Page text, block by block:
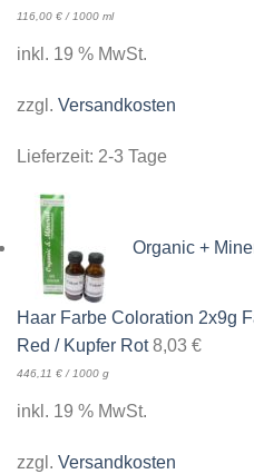
116,00 € / 1000 ml
inkl. 19 % MwSt.
zzgl. Versandkosten
Lieferzeit: 2-3 Tage
Organic +
Haar Farbe Coloration 2x9g
Red / Kupfer Rot 8,03 €
446,11 €/1000 g
inkl. 19 % MwSt.
zzgl. Versandkosten